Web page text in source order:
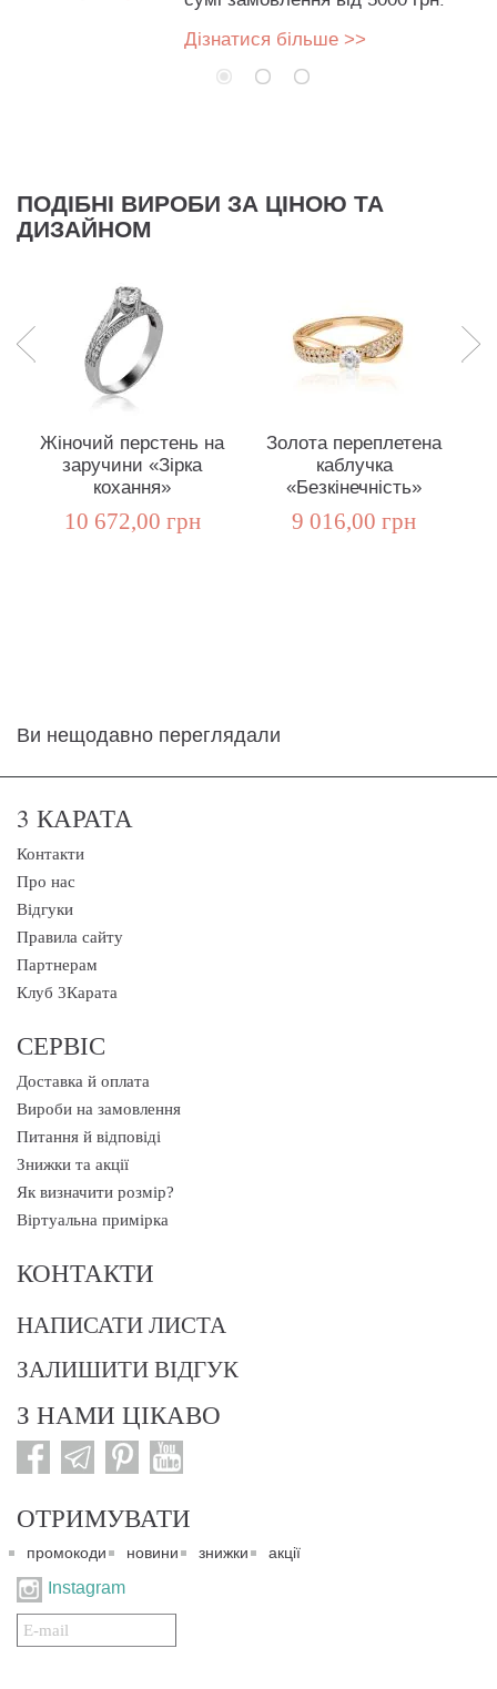
Дізнатися більше >>
ПОДІБНІ ВИРОБИ ЗА ЦІНОЮ ТА
ДИЗАЙНОМ
Жіночий перстень на
заручини «Зірка
кохання»
10 672,00 грн
Золота переплетена
каблучка
«Безкінечність»
9 016,00 грн
Ви нещодавно переглядали
3 КАРАТА
Контакти
Про нас
Відгуки
Правила сайту
Партнерам
Клуб 3Карата
СЕРВІС
Доставка й оплата
Вироби на замовлення
Питання й відповіді
Знижки та акції
Як визначити розмір?
Віртуальна примірка
КОНТАКТИ
НАПИСАТИ ЛИСТА
ЗАЛИШИТИ ВІДГУК
З НАМИ ЦІКАВО
ОТРИМУВАТИ
промокоди новини знижки акції
Instagram
Подписаться
на